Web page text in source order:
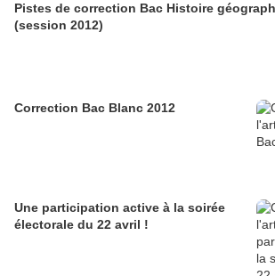
Pistes de correction Bac Histoire
(session 2012)
Correction Bac Blanc 2012
Une participation active à la soirée
électorale du 22 avril !